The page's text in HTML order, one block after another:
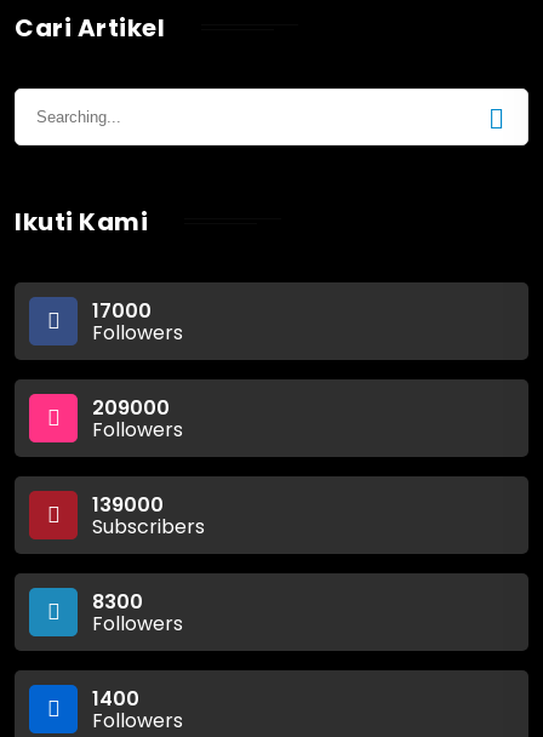
Cari Artikel
Ikuti Kami
17000
Followers
209000
Followers
139000
Subscribers
8300
Followers
1400
Followers